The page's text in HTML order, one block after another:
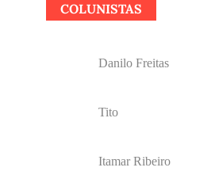
COLUNISTAS
Danilo Freitas
Tito
Itamar Ribeiro